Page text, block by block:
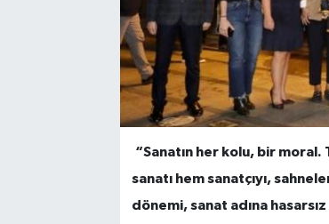
“Sanatın her kolu, bir
sanatı hem sanatçıyı,
dönemi, sanat adına